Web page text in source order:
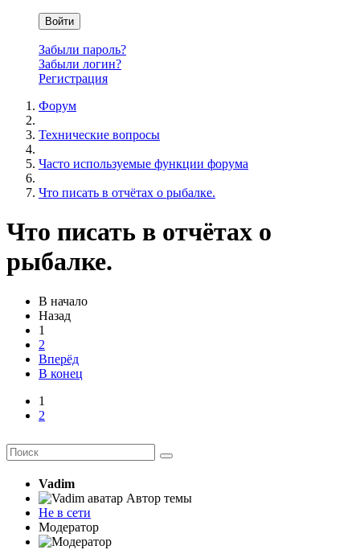
Войти
Забыли пароль?
Забыли логин?
Регистрация
Форум
Технические вопросы
Часто используемые функции форума
Что писать в отчётах о рыбалке.
Что писать в отчётах о
рыбалке.
В начало
Назад
1
2
Вперёд
В конец
1
2
Vadim
Автор темы
Не в сети
Модератор